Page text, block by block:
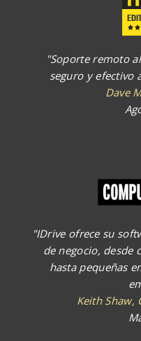
"Soporte remoto
seguro y efectivo
Dave
"IDrive ofrece su
de negocio, desde
hasta pequeñas
Keith Shaw,